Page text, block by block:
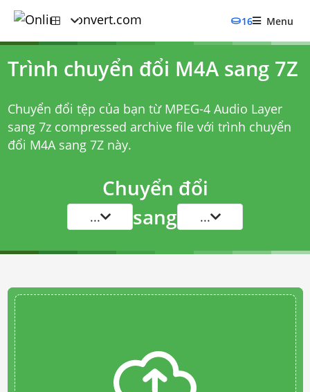
16 Menu
Trình chuyển đổi M4A sang 7Z
Chuyển đổi tệp của bạn từ MPEG-4 Audio Layer
sang 7z compressed archive file với trình chuyển
đổi M4A sang 7Znày.
Chuyển đổi
... sang ...